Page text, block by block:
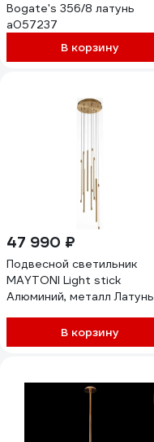
Bogate's 356/8 латунь
a057237
В корзину
47 990 ₽
Подвесной светильник
MAYTONI Light stick
Алюминий, металл Латунь
В корзину